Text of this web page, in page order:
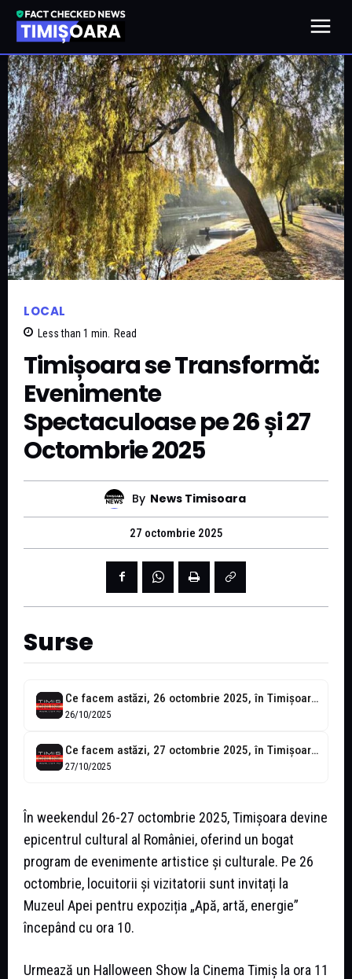
LOCAL
Less than 1 min. Read
Timișoara se Transformă:
Evenimente
Spectaculoase pe 26 și 27
Octombrie 2025
By News Timisoara
27 octombrie 2025
Surse
Ce facem astăzi, 26 octombrie 2025, în Timișoara?
26/10/2025
Ce facem astăzi, 27 octombrie 2025, în Timișoara?
27/10/2025
În weekendul 26-27 octombrie 2025, Timișoara devine
epicentrul cultural al României, oferind un bogat
program de evenimente artistice și culturale. Pe 26
octombrie, locuitorii și vizitatorii sunt invitați la
Muzeul Apei pentru expoziția „Apă, artă, energie”
începând cu ora 10.
Urmează un Halloween Show la Cinema Timiș la ora 11